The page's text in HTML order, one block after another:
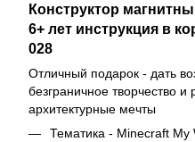
Конструктор
6+ лет инструкция в
028
Отличный подарок - дать
безграничное творчество и
архитектурные мечты
Тематика - Minecraft My